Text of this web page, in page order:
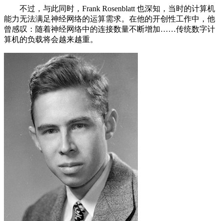
不过，与此同时，Frank Rosenblatt 也深知，当时的计算机
能力无法满足神经网络的运算需求。在他的开创性工作中，他
曾感叹：随着神经网络中的连接数量不断增加……传统数字计
算机的负载将会越来越重。